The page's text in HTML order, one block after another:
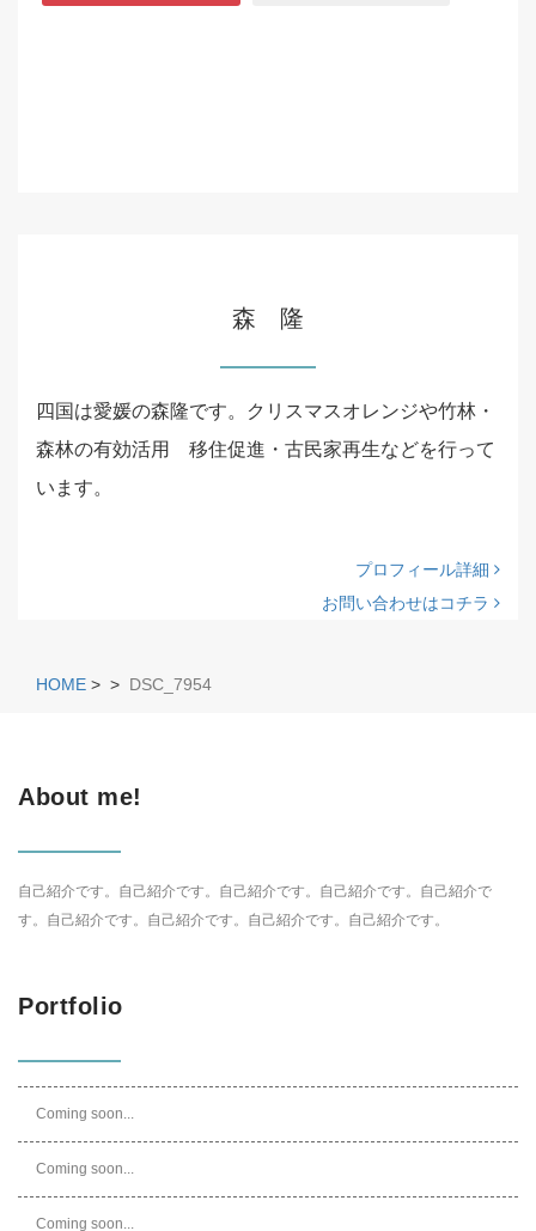
森 隆
四国は愛媛の森隆です。クリスマスオレンジや竹林・
森林の有効活用 移住促進・古民家再生などを行って
います。
プロフィール詳細
お問い合わせはコチラ
HOME > > DSC_7954
About me!
自己紹介です。自己紹介です。自己紹介です。自己紹介です。自己紹介で
す。自己紹介です。自己紹介です。自己紹介です。自己紹介です。
Portfolio
Coming soon...
Coming soon...
Coming soon...